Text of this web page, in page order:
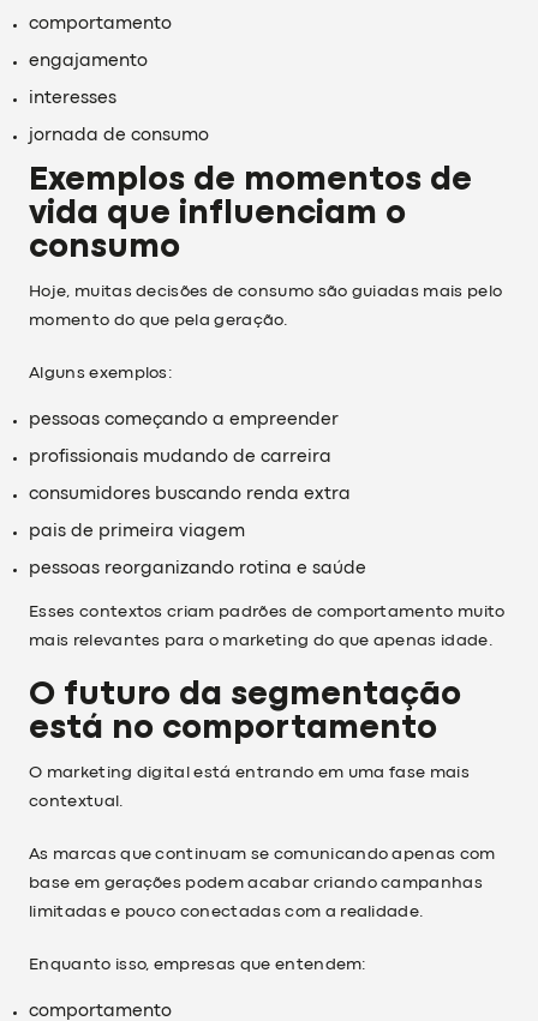
comportamento
engajamento
interesses
jornada de consumo
Exemplos de momentos de
vida que influenciam o
consumo
Hoje, muitas decisões de consumo são guiadas mais pelo
momento do que pela geração.
Alguns exemplos:
pessoas começando a empreender
profissionais mudando de carreira
consumidores buscando renda extra
pais de primeira viagem
pessoas reorganizando rotina e saúde
Esses contextos criam padrões de comportamento muito
mais relevantes para o marketing do que apenas idade.
O futuro da segmentação
está no comportamento
O marketing digital está entrando em uma fase mais
contextual.
As marcas que continuam se comunicando apenas com
base em gerações podem acabar criando campanhas
limitadas e pouco conectadas com a realidade.
Enquanto isso, empresas que entendem:
comportamento